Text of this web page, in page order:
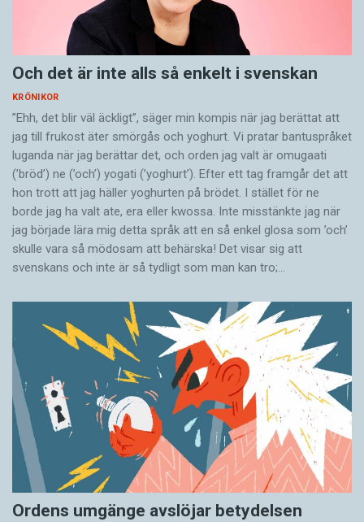
Och det är inte alls så enkelt i svenskan
KRÖNIKOR
”Ehh, det blir väl äckligt”, säger min kompis när jag berättat att
jag till frukost äter smörgås och yoghurt. Vi pratar bantuspråket
luganda när jag berättar det, och orden jag valt är omugaati
(’bröd’) ne (’och’) yogati (’yoghurt’). Efter ett tag framgår det att
hon trott att jag häller yoghurten på brödet. I stället för ne
borde jag ha valt ate, era eller kwossa. Inte misstänkte jag när
jag började lära mig detta språk att en så enkel glosa som ’och’
skulle vara så mödosam att behärska! Det visar sig att
svenskans och inte är så tydligt som man kan tro;…
Ordens umgänge avslöjar betydelsen